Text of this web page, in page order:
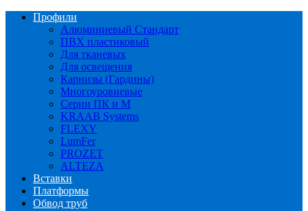
Профили
Алюминиевый Стандарт
ПВХ пластиковый
Для тканевых
Для освещения
Карнизы (Гардины)
Многоуровневые
Серии ПК и М
KRAAB Systems
FLEXY
LumFer
PROZET
ALTEZA
Вставки
Платформы
Обвод труб